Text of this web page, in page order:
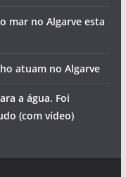
mar no Algarve esta
atuam no Algarve
a água. Foi
(com vídeo)